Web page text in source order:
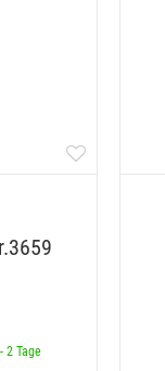
2 Tage